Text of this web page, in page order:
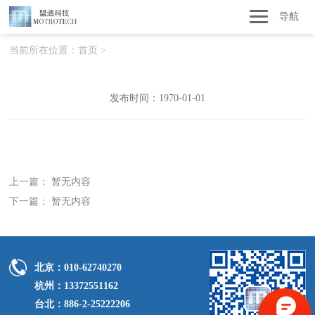
导航
当前所在位置：首页 >
发布时间：1970-01-01
上一篇： 暂无内容
下一篇： 暂无内容
北京：010-62740270
杭州：13372551162
台北：886-2-25222206